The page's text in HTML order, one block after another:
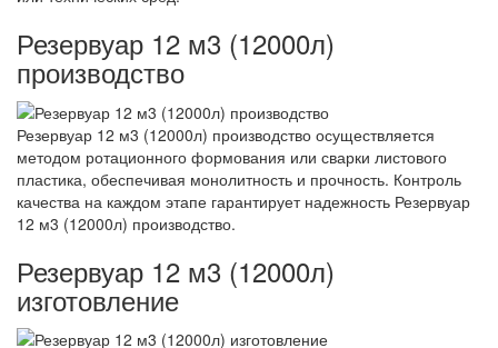
Резервуар 12 м3 (12000л)
производство
Резервуар 12 м3 (12000л) производство осуществляется
методом ротационного формования или сварки листового
пластика, обеспечивая монолитность и прочность. Контроль
качества на каждом этапе гарантирует надежность Резервуар
12 м3 (12000л) производство.
Резервуар 12 м3 (12000л)
изготовление